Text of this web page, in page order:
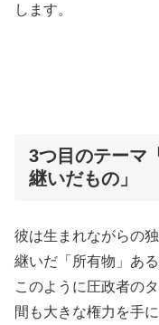
します。
3つ目のテーマ
継いだもの」
彼は生まれながらの
継いだ「所有物」あ
このように圧政者の
間も大きな権力を手